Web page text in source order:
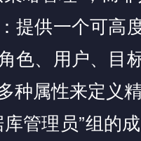
提供一个可高
色、用户、目
种属性来定义
管理员”组的